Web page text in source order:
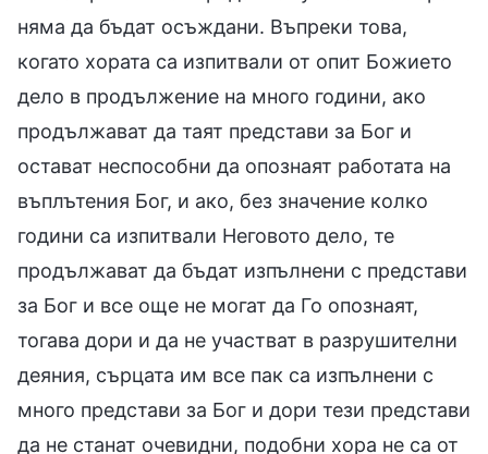
няма да бъдат осъждани. Въпреки това,
когато хората са изпитвали от опит Божието
дело в продължение на много години, ако
продължават да таят представи за Бог и
остават неспособни да опознаят работата на
въплътения Бог, и ако, без значение колко
години са изпитвали Неговото дело, те
продължават да бъдат изпълнени с представи
за Бог и все още не могат да Го опознаят,
тогава дори и да не участват в разрушителни
деяния, сърцата им все пак са изпълнени с
много представи за Бог и дори тези представи
да не станат очевидни, подобни хора не са от